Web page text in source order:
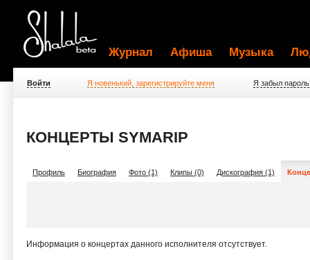
Журнал Афиша Музыка
Войти Я новенький, зарегистрируйте меня Я забыл пароль
КОНЦЕРТЫ SYMARIP
Профиль Биография Фото (1) Клипы (0) Дискография (1)
Информация о концертах данного исполнителя отсутствует.